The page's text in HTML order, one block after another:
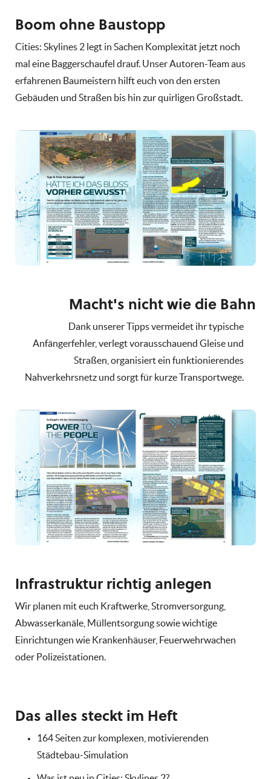
Boom ohne Baustopp
Cities: Skylines 2 legt in Sachen Komplexität jetzt noch
mal eine Baggerschaufel drauf. Unser Autoren-Team aus
erfahrenen Baumeistern hilft euch von den ersten
Gebäuden und Straßen bis hin zur quirligen Großstadt.
Macht's nicht wie die Bahn
Dank unserer Tipps vermeidet ihr typische
Anfängerfehler, verlegt vorausschauend Gleise und
Straßen, organisiert ein funktionierendes
Nahverkehrsnetz und sorgt für kurze Transportwege.
Infrastruktur richtig anlegen
Wir planen mit euch Kraftwerke, Stromversorgung,
Abwasserkanäle, Müllentsorgung sowie wichtige
Einrichtungen wie Krankenhäuser, Feuerwehrwachen
oder Polizeistationen.
Das alles steckt im Heft
164 Seiten zur komplexen, motivierenden
Städtebau-Simulation